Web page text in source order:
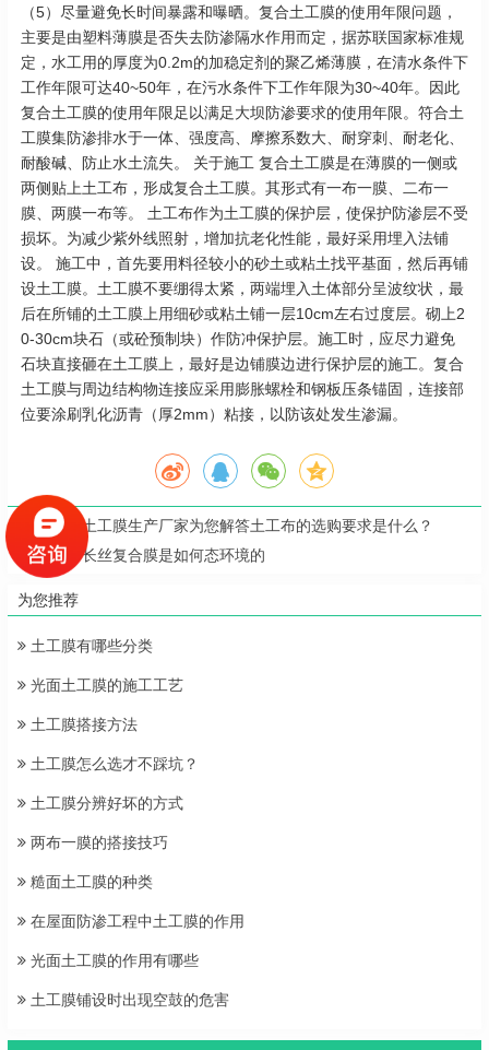
（5）尽量避免长时间暴露和曝晒。复合土工膜的使用年限问题，
主要是由塑料薄膜是否失去防渗隔水作用而定，据苏联国家标准规
定，水工用的厚度为0.2m的加稳定剂的聚乙烯薄膜，在清水条件下
工作年限可达40~50年，在污水条件下工作年限为30~40年。因此
复合土工膜的使用年限足以满足大坝防渗要求的使用年限。符合土
工膜集防渗排水于一体、强度高、摩擦系数大、耐穿刺、耐老化、
耐酸碱、防止水土流失。 关于施工 复合土工膜是在薄膜的一侧或
两侧贴上土工布，形成复合土工膜。其形式有一布一膜、二布一
膜、两膜一布等。 土工布作为土工膜的保护层，使保护防渗层不受
损坏。为减少紫外线照射，增加抗老化性能，最好采用埋入法铺
设。 施工中，首先要用料径较小的砂土或粘土找平基面，然后再铺
设土工膜。土工膜不要绷得太紧，两端埋入土体部分呈波纹状，最
后在所铺的土工膜上用细砂或粘土铺一层10cm左右过度层。砌上2
0-30cm块石（或砼预制块）作防冲保护层。施工时，应尽力避免
石块直接砸在土工膜上，最好是边铺膜边进行保护层的施工。复合
土工膜与周边结构物连接应采用膨胀螺栓和钢板压条锚固，连接部
位要涂刷乳化沥青（厚2mm）粘接，以防该处发生渗漏。
上一篇：
土工膜生产厂家为您解答土工布的选购要求是什么？
下一篇：长丝复合膜是如何态环境的
为您推荐
土工膜有哪些分类
光面土工膜的施工工艺
土工膜搭接方法
土工膜怎么选才不踩坑？
土工膜分辨好坏的方式
两布一膜的搭接技巧
糙面土工膜的种类
在屋面防渗工程中土工膜的作用
光面土工膜的作用有哪些
土工膜铺设时出现空鼓的危害